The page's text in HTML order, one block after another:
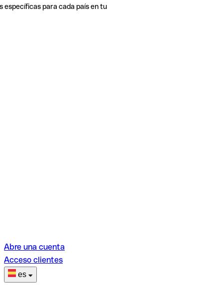
específicas para cada país en tu
Abre una cuenta
Acceso clientes
es